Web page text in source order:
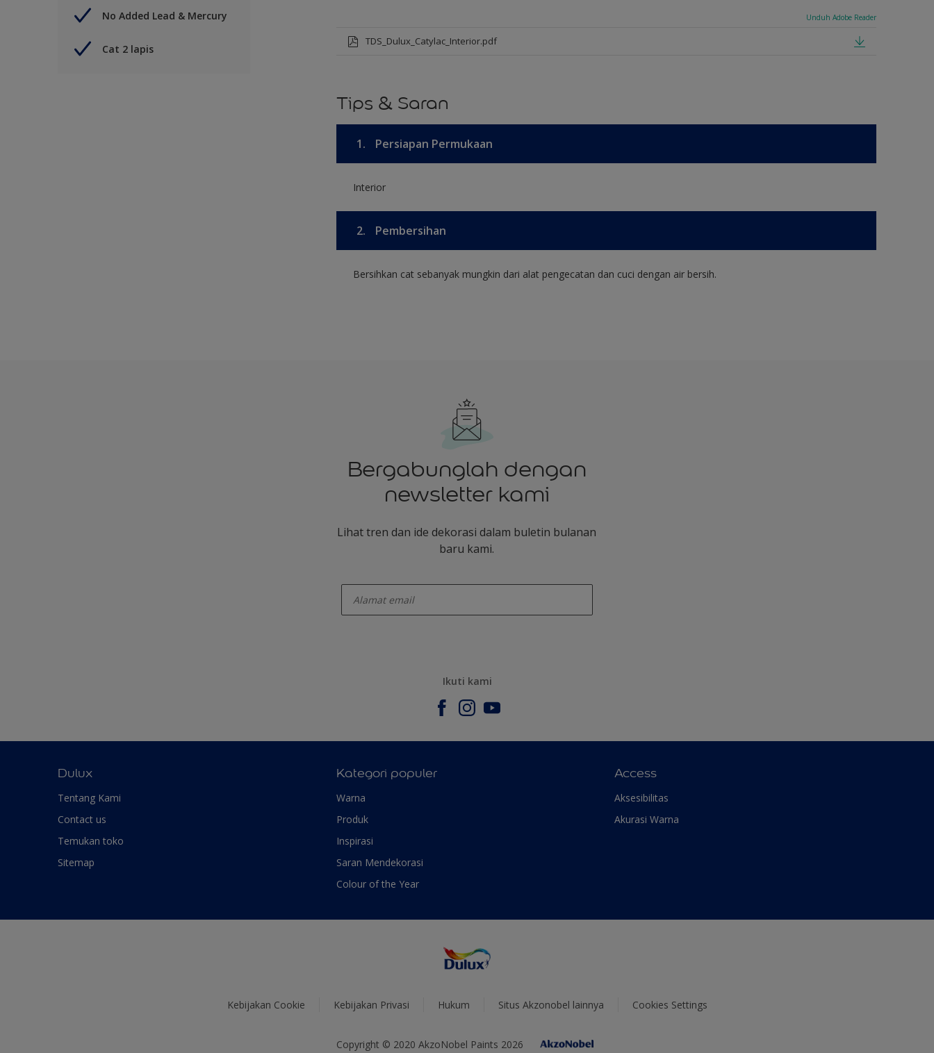
No Added Lead & Mercury
Cat 2 lapis
Unduh Adobe Reader
TDS_Dulux_Catylac_Interior.pdf
Tips & Saran
1. Persiapan Permukaan
Interior
2. Pembersihan
Bersihkan cat sebanyak mungkin dari alat pengecatan dan cuci dengan air bersih.
Bergabunglah dengan
newsletter kami
Lihat tren dan ide dekorasi dalam buletin bulanan
baru kami.
Ikuti kami
Dulux
Tentang Kami
Contact us
Temukan toko
Sitemap
Kategori populer
Warna
Produk
Inspirasi
Saran Mendekorasi
Colour of the Year
Access
Aksesibilitas
Akurasi Warna
Kebijakan Cookie Kebijakan Privasi Hukum Situs Akzonobel lainnya Cookies Settings
Copyright © 2020 AkzoNobel Paints 2026